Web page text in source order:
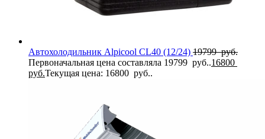
Автохолодильник Alpicool CL40 (12/24) 19799руб.
Первоначальная цена составляла 19799 руб..16800
руб.Текущая цена: 16800 руб..